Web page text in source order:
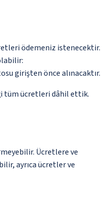
ödemeniz istenecektir.
girişten önce alınacaktır.
tüm ücretleri dâhil ettik.
Ücretlere ve
ayrıca ücretler ve